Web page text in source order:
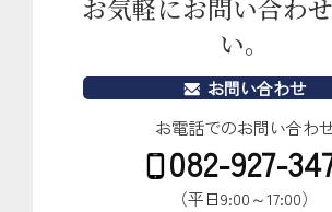
お気軽にお問い合わ
い。
お問い合わせ
お電話でのお問い合わ
082-927-
（平日9:00～17:00）